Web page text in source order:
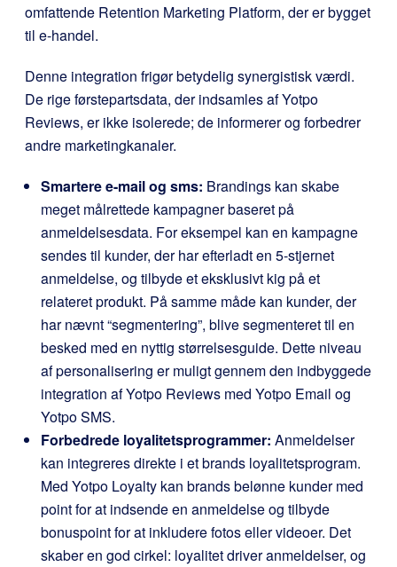
omfattende Retention Marketing Platform, der er bygget
til e-handel.
Denne integration frigør betydelig synergistisk værdi.
De rige førstepartsdata, der indsamles af Yotpo
Reviews, er ikke isolerede; de informerer og forbedrer
andre marketingkanaler.
Smartere e-mail og sms: Brandings kan skabe
meget målrettede kampagner baseret på
anmeldelsesdata. For eksempel kan en kampagne
sendes til kunder, der har efterladt en 5-stjernet
anmeldelse, og tilbyde et eksklusivt kig på et
relateret produkt. På samme måde kan kunder, der
har nævnt “segmentering”, blive segmenteret til en
besked med en nyttig størrelsesguide. Dette niveau
af personalisering er muligt gennem den indbyggede
integration af Yotpo Reviews med Yotpo Email og
Yotpo SMS.
Forbedrede loyalitetsprogrammer: Anmeldelser
kan integreres direkte i et brands loyalitetsprogram.
Med Yotpo Loyalty kan brands belønne kunder med
point for at indsende en anmeldelse og tilbyde
bonuspoint for at inkludere fotos eller videoer. Det
skaber en god cirkel: loyalitet driver anmeldelser, og